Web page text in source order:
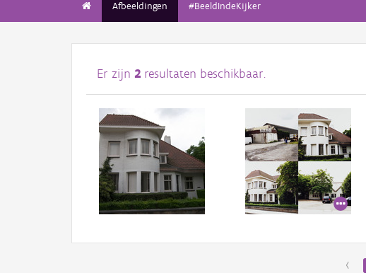
Afbeeldingen #BeeldIndeKijker
Er zijn 2 resultaten beschikbaar.
‹